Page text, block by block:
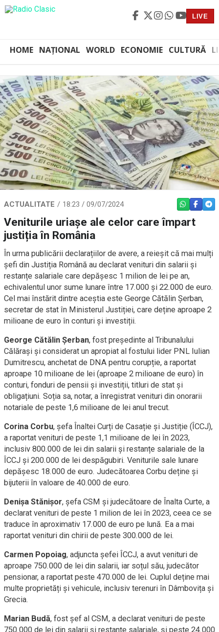
LIVE
HOME NAȚIONAL WORLD ECONOMIE CULTURĂ
ACTUALITATE 18:23 / 09/07/2024 WHATSAPP
Veniturile uriașe ale celor care împart
justiția în România
În urma publicării declarațiilor de avere, a reieșit că mai mulți
șefi din Justiția Română au declarat venituri din salarii și
restanțe salariale care depășesc 1 milion de lei pe an,
echivalentul unor sume lunare între 17.000 și 22.000 de euro.
Cel mai înstărit dintre aceștia este George Cătălin Șerban,
secretar de stat în Ministerul Justiției, care deține aproape 2
milioane de euro în conturi și investiții.
George Cătălin Șerban, fost președinte al Tribunalului
Călărași și considerat un apropiat al fostului lider PNL Iulian
Dumitrescu, anchetat de DNA pentru corupție, a raportat
aproape 10 milioane de lei (aproape 2 milioane de euro) în
conturi, fonduri de pensii și investiții, titluri de stat și
obligațiuni. Soția sa, notar, a înregistrat venituri din onorarii
notariale de peste 1,6 milioane de lei anul trecut.
Corina Corbu, șefa Înaltei Curți de Casație și Justiție (ÎCCJ),
a raportat venituri de peste 1,1 milioane de lei în 2023,
inclusiv 800.000 de lei din salarii și restanțe salariale de la
ÎCCJ și 200.000 de lei despăgubiri. Veniturile sale lunare
depășesc 18.000 de euro. Judecătoarea Corbu deține și
bijuterii în valoare de 40.000 de euro.
Denișa Stănișor, șefa CSM și judecătoare de Înalta Curte, a
declarat venituri de peste 1 milion de lei în 2023, ceea ce se
traduce în aproximativ 17.000 de euro pe lună. Ea a mai
raportat venituri din chirii de peste 300.000 de lei.
Carmen Popoiag, adjuncta șefei ÎCCJ, a avut venituri de
aproape 750.000 de lei din salarii, iar soțul său, judecător
pensionar, a raportat peste 470.000 de lei. Cuplul deține mai
multe proprietăți și vehicule, inclusiv terenuri în Dâmbovița și
Grecia.
Marian Budă, fost șef al CSM, a declarat venituri de peste
750.000 de lei din salarii și restanțe salariale, și peste 24.000